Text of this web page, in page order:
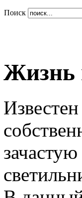
Поиск
Жизнь